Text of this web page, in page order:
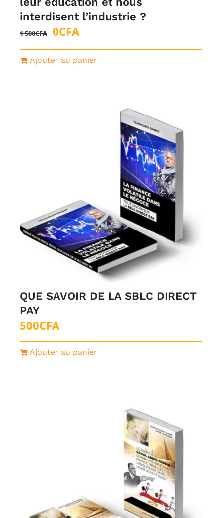
interdisent l’industrie ?
1 500CFA
Le
prix
initial
0CFALe
prix
actuel
Ajouter au panier
QUE SAVOIR DE LA SBLC DIRECT
PAY
500CFA
Ajouter au panier